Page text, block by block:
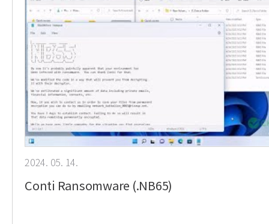
2024. 05. 14.
Conti Ransomware (.NB65)